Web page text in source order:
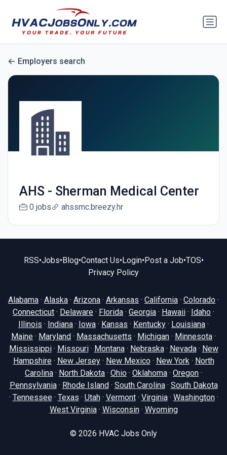
Employers search
AHS - Sherman Medical Center
0 jobs ahssmc.breezy.hr
RSS•Jobs•Blog•Contact Us•Login•Post a Job•TOS•
Privacy Policy
Alabama · Alaska · Arizona · Arkansas · California · Colorado ·
Connecticut · Delaware · Florida · Georgia · Hawaii · Idaho ·
Illinois · Indiana · Iowa · Kansas · Kentucky · Louisiana ·
Maine · Maryland · Massachusetts · Michigan · Minnesota ·
Mississippi· Missouri· Montana· Nebraska· Nevada· New
Hampshire· New Jersey· New Mexico· New York· North
Carolina · North Dakota · Ohio · Oklahoma · Oregon ·
Pennsylvania· Rhode Island · South Carolina· South Dakota
· Tennessee· Texas · Utah· Vermont· Virginia· Washington·
West Virginia· Wisconsin· Wyoming
© 2026 HVAC Jobs Only